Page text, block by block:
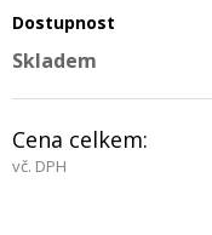
Dostupnost
Skladem
Cena celkem:
vč. DPH